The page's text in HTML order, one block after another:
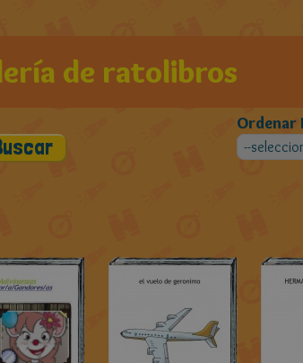
de ratolibros
Ordenar